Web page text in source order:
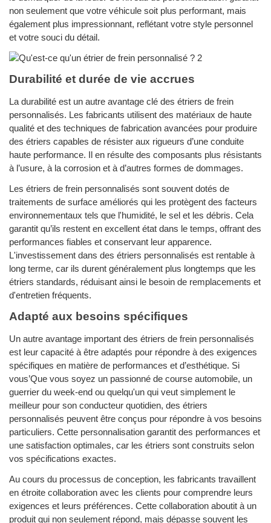
non seulement que votre véhicule soit plus performant, mais
également plus impressionnant, reflétant votre style personnel
et votre souci du détail.
Durabilité et durée de vie accrues
La durabilité est un autre avantage clé des étriers de frein
personnalisés. Les fabricants utilisent des matériaux de haute
qualité et des techniques de fabrication avancées pour produire
des étriers capables de résister aux rigueurs d’une conduite
haute performance. Il en résulte des composants plus résistants
à l’usure, à la corrosion et à d’autres formes de dommages.
Les étriers de frein personnalisés sont souvent dotés de
traitements de surface améliorés qui les protègent des facteurs
environnementaux tels que l'humidité, le sel et les débris. Cela
garantit qu’ils restent en excellent état dans le temps, offrant des
performances fiables et conservant leur apparence.
L'investissement dans des étriers personnalisés est rentable à
long terme, car ils durent généralement plus longtemps que les
étriers standards, réduisant ainsi le besoin de remplacements et
d'entretien fréquents.
Adapté aux besoins spécifiques
Un autre avantage important des étriers de frein personnalisés
est leur capacité à être adaptés pour répondre à des exigences
spécifiques en matière de performances et d’esthétique. Si
vous’Que vous soyez un passionné de course automobile, un
guerrier du week-end ou quelqu'un qui veut simplement le
meilleur pour son conducteur quotidien, des étriers
personnalisés peuvent être conçus pour répondre à vos besoins
particuliers. Cette personnalisation garantit des performances et
une satisfaction optimales, car les étriers sont construits selon
vos spécifications exactes.
Au cours du processus de conception, les fabricants travaillent
en étroite collaboration avec les clients pour comprendre leurs
exigences et leurs préférences. Cette collaboration aboutit à un
produit qui non seulement répond, mais dépasse souvent les